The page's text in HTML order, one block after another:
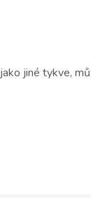
jiné tykve,